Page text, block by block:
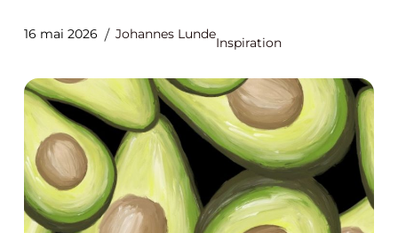
16 mai 2026 Johannes Lunde
Inspiration